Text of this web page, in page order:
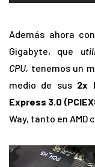
Además ahora
Gigabyte, que
CPU, tenemos un
medio de sus 2x
Express 3.0
Way, tanto en AMD